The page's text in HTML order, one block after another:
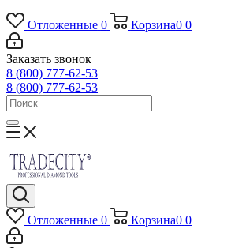
Отложенные 0 Корзина0 0
Заказать звонок
8 (800) 777-62-53
8 (800) 777-62-53
Отложенные 0 Корзина0 0